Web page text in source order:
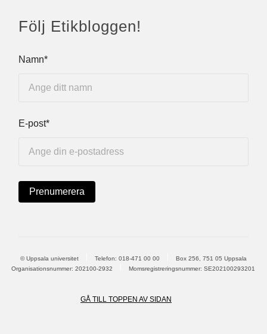
Följ Etikbloggen!
Namn*
E-post*
© Uppsala universitet Telefon: 018-471 00 00
Box 256, 751 05 Uppsala
Organisationsnummer: 202100-2932
Momsregistreringsnummer: SE202100293201
GÅ TILL TOPPEN AV SIDAN